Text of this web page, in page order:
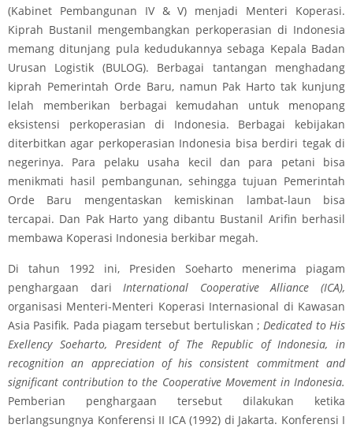
(Kabinet Pembangunan IV & V) menjadi Menteri Koperasi.
Kiprah Bustanil mengembangkan perkoperasian di Indonesia
memang ditunjang pula kedudukannya sebaga Kepala Badan
Urusan Logistik (BULOG). Berbagai tantangan menghadang
kiprah Pemerintah Orde Baru, namun Pak Harto tak kunjung
lelah memberikan berbagai kemudahan untuk menopang
eksistensi perkoperasian di Indonesia. Berbagai kebijakan
diterbitkan agar perkoperasian Indonesia bisa berdiri tegak di
negerinya. Para pelaku usaha kecil dan para petani bisa
menikmati hasil pembangunan, sehingga tujuan Pemerintah
Orde Baru mengentaskan kemiskinan lambat-laun bisa
tercapai. Dan Pak Harto yang dibantu Bustanil Arifin berhasil
membawa Koperasi Indonesia berkibar megah.
Di tahun 1992 ini, Presiden Soeharto menerima piagam
penghargaan dariInternational Cooperative Alliance (ICA),
organisasi Menteri-Menteri Koperasi Internasional di Kawasan
Asia Pasifik. Pada piagam tersebut bertuliskan ;Dedicated to His
Exellency Soeharto, President of The Republic of Indonesia, in
recognition an appreciation of his consistent commitment and
significant contribution to the Cooperative Movement in Indonesia.
Pemberian penghargaan tersebut dilakukan ketika
berlangsungnya Konferensi II ICA (1992) di Jakarta. Konferensi I